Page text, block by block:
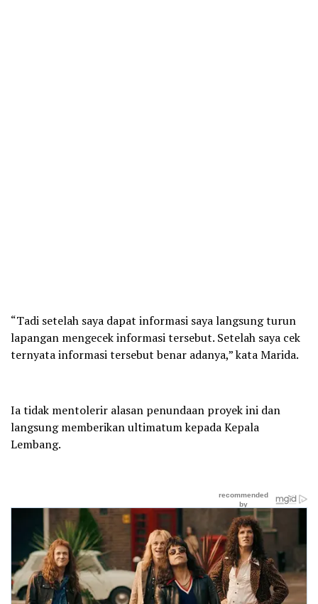
“Tadi setelah saya dapat informasi saya langsung turun
lapangan mengecek informasi tersebut. Setelah saya cek
ternyata informasi tersebut benar adanya,” kata Marida.
Ia tidak mentolerir alasan penundaan proyek ini dan
langsung memberikan ultimatum kepada Kepala
Lembang.